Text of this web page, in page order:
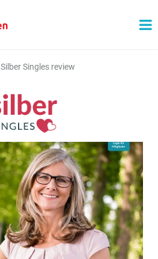
Silber Singles review